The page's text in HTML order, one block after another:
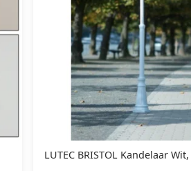
LUTEC BRISTOL Kandelaar